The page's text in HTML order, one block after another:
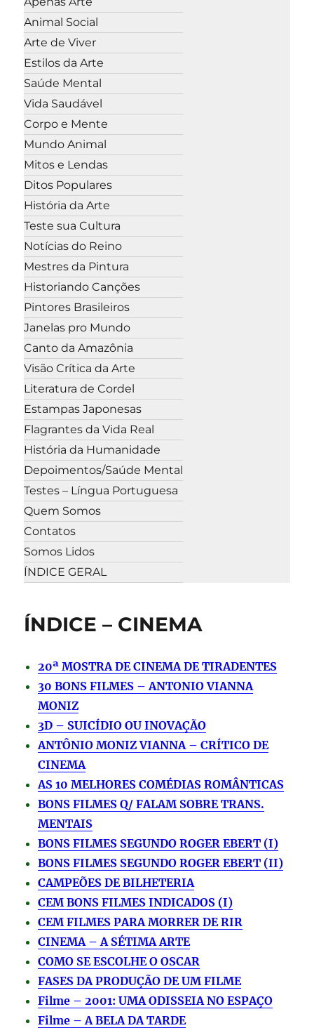
Animal Social
Arte de Viver
Estilos da Arte
Saúde Mental
Vida Saudável
Corpo e Mente
Mundo Animal
Mitos e Lendas
Ditos Populares
História da Arte
Teste sua Cultura
Notícias do Reino
Mestres da Pintura
Historiando Canções
Pintores Brasileiros
Janelas pro Mundo
Canto da Amazônia
Visão Crítica da Arte
Literatura de Cordel
Estampas Japonesas
Flagrantes da Vida Real
História da Humanidade
Depoimentos/Saúde Mental
Testes – Língua Portuguesa
Quem Somos
Contatos
Somos Lidos
ÍNDICE GERAL
ÍNDICE – CINEMA
20ª MOSTRA DE CINEMA DE TIRADENTES
30 BONS FILMES – ANTONIO VIANNA
MONIZ
3D – SUICÍDIO OU INOVAÇÃO
ANTÔNIO MONIZ VIANNA – CRÍTICO DE
CINEMA
AS 10 MELHORES COMÉDIAS ROMÂNTICAS
BONS FILMES Q/ FALAM SOBRE TRANS.
MENTAIS
BONS FILMES SEGUNDO ROGER EBERT (I)
BONS FILMES SEGUNDO ROGER EBERT (II)
CAMPEÕES DE BILHETERIA
CEM BONS FILMES INDICADOS (I)
CEM FILMES PARA MORRER DE RIR
CINEMA – A SÉTIMA ARTE
COMO SE ESCOLHE O OSCAR
FASES DA PRODUÇÃO DE UM FILME
Filme – 2001: UMA ODISSEIA NO ESPAÇO
Filme – A BELA DA TARDE